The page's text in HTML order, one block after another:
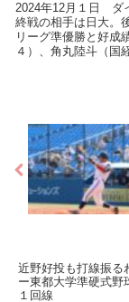
2024年12月１日 ダ
終戦の相手は日大。
リーグ準優勝と好成
４）、角丸陸斗（国
近野好投も打線振る
ー東都大学準硬式
１回線